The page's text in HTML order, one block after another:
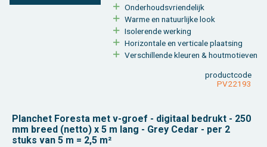
On­der­houds­vrien­de­lijk
Warme en na­tuur­lij­ke look
Iso­le­ren­de wer­king
Ho­ri­zon­ta­le en ver­ti­ca­le plaat­sing
Ver­schil­len­de kleu­ren & hout­mo­tie­ven
product­code
PV22193
Plan­chet Fo­res­ta met v-groef - di­gi­taal be­drukt - 250
mm breed (netto) x 5 m lang - Grey Cedar - per 2
stuks van 5 m = 2,5 m²